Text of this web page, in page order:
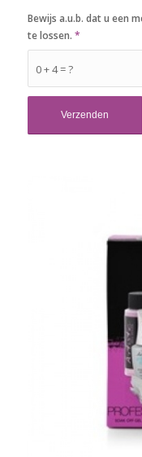
0 + 4 = ?
Bewijs a.u.b. dat u een
te lossen. *